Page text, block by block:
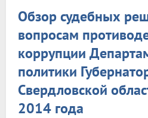
Обзор судебных
вопросам
коррупции
политики
Свердловской
2014 года